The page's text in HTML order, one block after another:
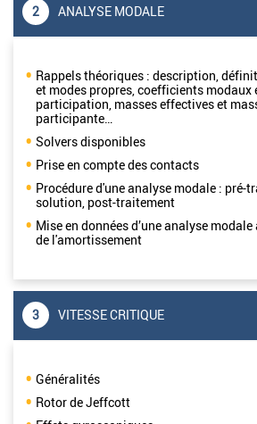
2 ANALYSE MODALE
Rappels théoriques : description,
et modes propres, coefficients modaux
participation, masses effectives et
participante…
Solvers disponibles
Prise en compte des contacts
Procédure d'une analyse modale : pré-
solution, post-traitement
Mise en données d’une analyse
de l'amortissement
3 VITESSE CRITIQUE
Généralités
Rotor de Jeffcott